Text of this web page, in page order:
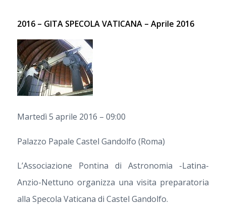
2016 – GITA SPECOLA VATICANA – Aprile 2016
Martedì 5 aprile 2016 – 09:00
Palazzo Papale Castel Gandolfo (Roma)
L’Associazione Pontina di Astronomia -Latina-
Anzio-Nettuno organizza una visita preparatoria
alla Specola Vaticana di Castel Gandolfo.